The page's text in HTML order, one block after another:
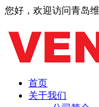
您好，欢迎访问青岛
首页
关于我们